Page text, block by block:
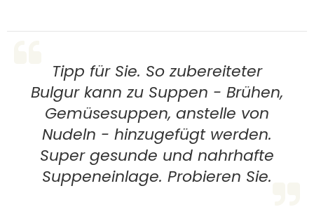
Tipp für Sie. So zubereiteter
Bulgur kann zu Suppen - Brühen,
Gemüsesuppen, anstelle von
Nudeln - hinzugefügt werden.
Super gesunde und nahrhafte
Suppeneinlage. Probieren Sie.